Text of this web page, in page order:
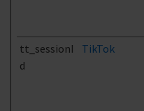
tt_sessionI
d
TikTok